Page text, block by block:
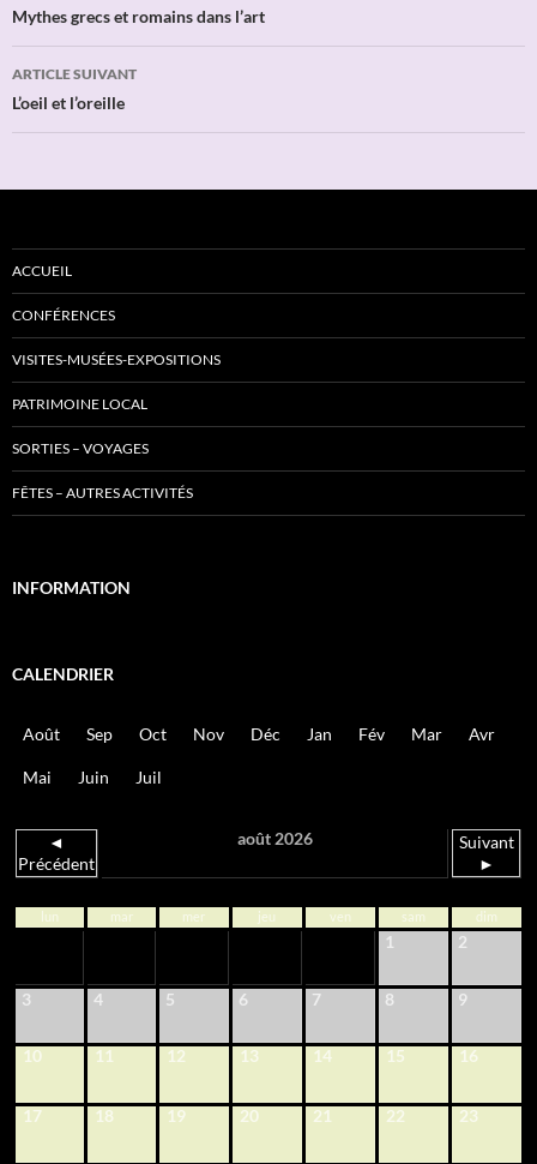
des
articles
Mythes grecs et romains dans l’art
ARTICLE SUIVANT
L’oeil et l’oreille
ACCUEIL
CONFÉRENCES
VISITES-MUSÉES-EXPOSITIONS
PATRIMOINE LOCAL
SORTIES – VOYAGES
FÊTES – AUTRES ACTIVITÉS
INFORMATION
CALENDRIER
Août Sep Oct Nov Déc Jan Fév Mar Avr
Mai Juin Juil
◄
Précédent
août 2026
Suivant
►
lun mar mer jeu ven sam dim
1 2
3 4 5 6 7 8 9
10 11 12 13 14 15 16
17 18 19 20 21 22 23